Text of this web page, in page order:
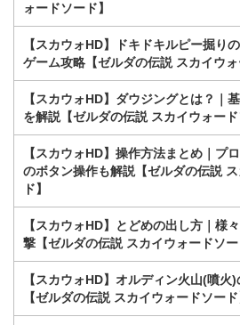
ォードソード】
【スカウォHD】ドキドキルピー掘り
ゲーム攻略【ゼルダの伝説 スカイウォ
【スカウォHD】ダウジングとは？｜
を解説【ゼルダの伝説 スカイウォード
【スカウォHD】操作方法まとめ｜プ
のボタン操作も解説【ゼルダの伝説
ド】
【スカウォHD】とどめの出し方｜様
撃【ゼルダの伝説 スカイウォードソー
【スカウォHD】オルディン火山(噴火
【ゼルダの伝説 スカイウォードソード